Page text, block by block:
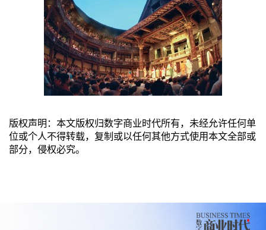
版权声明：本文版权归数字商业时代所有，未经允许任何单
位或个人不得转载，复制或以任何其他方式使用本文全部或
部分，侵权必究。